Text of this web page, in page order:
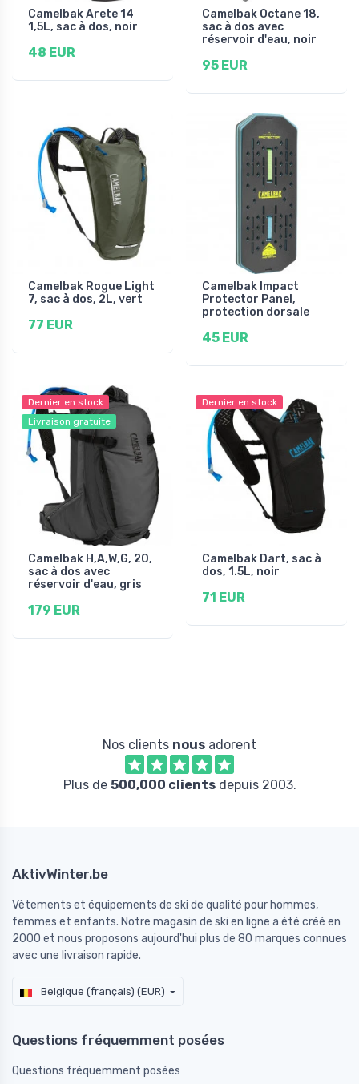
Camelbak Arete 14
1,5L, sac à dos, noir
48 EUR
Camelbak Octane 18,
sac à dos avec
réservoir d'eau, noir
95 EUR
Camelbak Rogue Light
7, sac à dos, 2L, vert
77 EUR
Camelbak Impact
Protector Panel,
protection dorsale
45 EUR
Dernier en stock
Livraison gratuite
Camelbak H,A,W,G, 20,
sac à dos avec
réservoir d'eau, gris
179 EUR
Dernier en stock
Camelbak Dart, sac à
dos, 1.5L, noir
71 EUR
Nos clients nous adorent
Plus de 500,000 clientsdepuis 2003.
AktivWinter.be
Vêtements et équipements de ski de qualité pour hommes,
femmes et enfants. Notre magasin de ski en ligne a été créé en
2000 et nous proposons aujourd'hui plus de 80 marques connues
avec une livraison rapide.
Belgique (français) (EUR)
Questions fréquemment posées
Questions fréquemment posées